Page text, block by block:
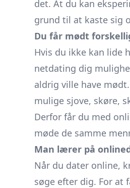
det. At du kan
grund til at kaste sig
Du får mødt
Hvis du ikke kan lide
netdating dig
aldrig ville have
mulige sjove, skøre,
Derfor får du med
møde de samme
Man lærer på
Når du dater online,
søge efter dig. For at